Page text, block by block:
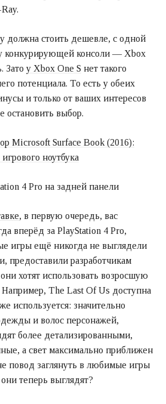
должна стоить дешевле, с одной
конкурирующей консоли — Xbox
Зато у Xbox One S нет такого
потенциала. То есть у обеих
и только от ваших интересов
остановить выбор.
Microsoft Surface Book (2016):
ноутбука
, в первую очередь, вас
вперёд за PlayStation 4 Pro,
игры ещё никогда не выглядели
предоставили разработчикам
хотят использовать возросшую
Например, The Last Of Us доступна
используется: значительно
и волос персонажей,
более детализированными,
а свет максимально приближен
повод заглянуть в любимые игры
теперь выглядят?